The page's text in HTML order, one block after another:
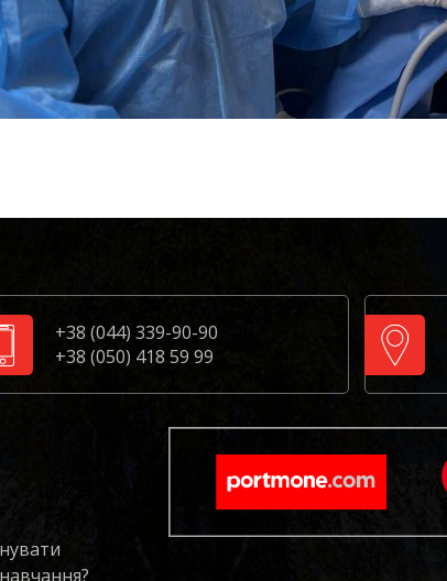
+38 (044) 339-90-90
+38 (050) 418 59 99